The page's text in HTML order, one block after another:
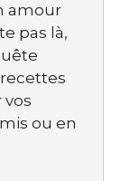
amour
pas là,
ou en